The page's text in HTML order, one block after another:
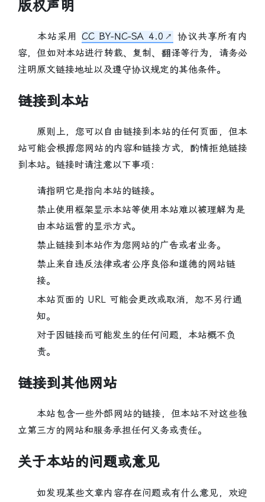
版权声明
本站采用CC BY-NC-SA 4.0
协议共享所有内
容，但如对本站进行转载、复制、翻译等行为，请务必
注明原文链接地址以及遵守协议规定的其他条件。
链接到本站
原则上，您可以自由链接到本站的任何页面，但本
站可能会根据您网站的内容和链接方式，酌情拒绝链接
到本站。链接时请注意以下事项：
请指明它是指向本站的链接。
禁止使用框架显示本站等使用本站难以被理解为是
由本站运营的显示方式。
禁止链接到本站作为您网站的广告或者业务。
禁止来自违反法律或者公序良俗和道德的网站链
接。
本站页面的 URL 可能会更改或取消，恕不另行通
知。
对于因链接而可能发生的任何问题，本站概不负
责。
链接到其他网站
本站包含一些外部网站的链接，但本站不对这些独
立第三方的网站和服务承担任何义务或责任。
关于本站的问题或意见
如发现某些文章内容存在问题或有什么意见，欢迎